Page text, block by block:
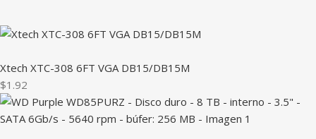
Xtech XTC-308 6FT VGA DB15/DB15M
$1.92